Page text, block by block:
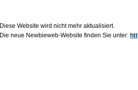
Diese Website wird nicht mehr aktualisiert.
Die neue Newbieweb-Website finden Sie unter: